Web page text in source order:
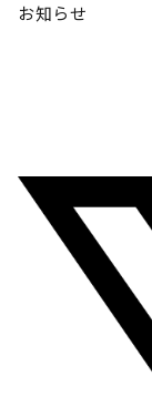
お知らせ